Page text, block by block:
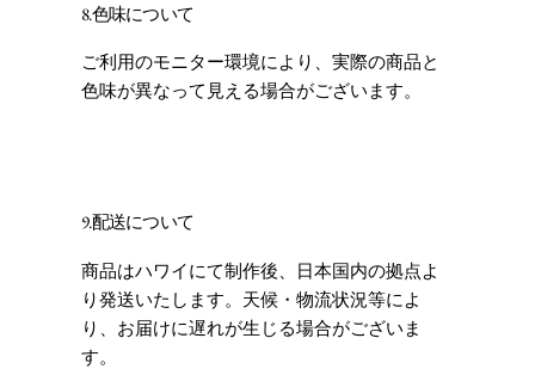
8.色味について
ご利用のモニター環境により、実際の商品と
色味が異なって見える場合がございます。
9.配送について
商品はハワイにて制作後、日本国内の拠点よ
り発送いたします。天候・物流状況等によ
り、お届けに遅れが生じる場合がございま
す。